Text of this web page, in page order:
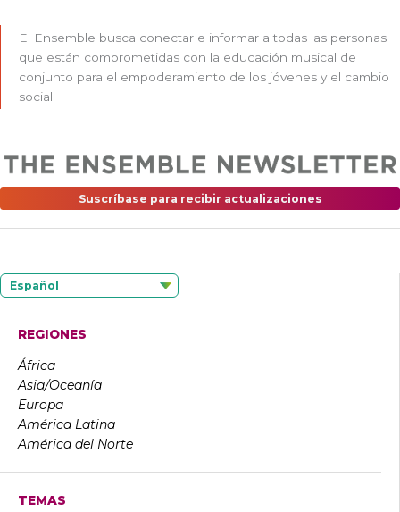
El Ensemble busca conectar e informar a todas las personas
que están comprometidas con la educación musical de
conjunto para el empoderamiento de los jóvenes y el cambio
social.
Suscríbase para recibir actualizaciones
Español
REGIONES
África
Asia/Oceanía
Europa
América Latina
América del Norte
TEMAS